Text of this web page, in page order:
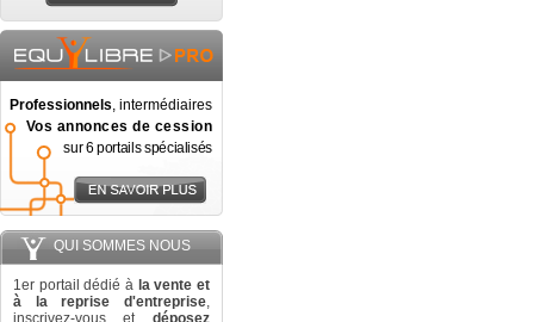
Professionnels, intermédiaires
Vos annonces de cession
sur 6 portails spécialisés
QUI SOMMES NOUS
1er portail dédié à la vente et
à la reprise d'entreprise,
inscrivez-vous et déposez